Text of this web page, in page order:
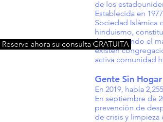
Reserve ahora su consulta GRATUITA
de los
Establecida en
Sociedad Islámica
hinduismo,
Austin, siendo el
existen
activa comunidad
Gente Sin Hogar
En 2019, había
En septiembre de
prevención de
de crisis y